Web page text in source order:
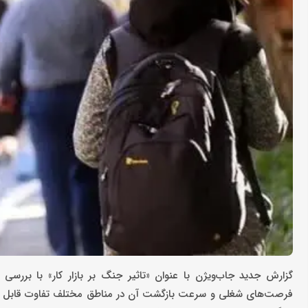
گزارش جدید جاب‌ویژن با عنوان «تاثیر جنگ بر بازار کار» با
فرصت‌های شغلی و سرعت بازگشت آن در مناطق مختلف تفاوت قابل